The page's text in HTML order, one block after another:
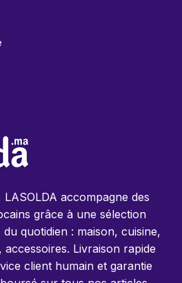
accompagne des
grâce à une sélection
quotidien : maison, cuisine,
Livraison rapide
client humain et garantie